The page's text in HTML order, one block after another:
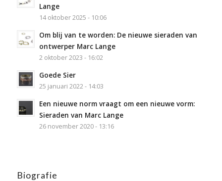
Lange
14 oktober 2025 - 10:06
Om blij van te worden: De nieuwe sieraden van
ontwerper Marc Lange
2 oktober 2023 - 16:02
Goede Sier
25 januari 2022 - 14:03
Een nieuwe norm vraagt om een nieuwe vorm:
Sieraden van Marc Lange
26 november 2020 - 13:16
Biografie